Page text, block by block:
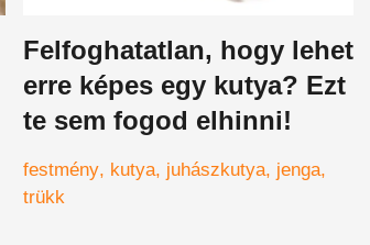
Felfoghatatlan, hogy lehet
erre képes egy kutya? Ezt
te sem fogod elhinni!
festmény kutya juhászkutya jenga
trükk